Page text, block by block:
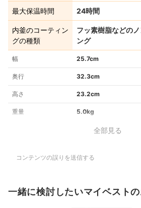
最大保温時間 24時間
内釜のコーティン
グの種類
フッ素樹脂などの
ング
幅 25.7cm
奥行 32.3cm
高さ 23.2cm
重量 5.0kg
全部見る
コンテンツの誤りを送信する
一緒に検討したいマイベスト